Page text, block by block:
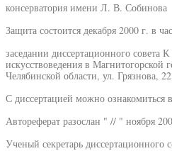
консерватория имени Л. В. Собинова
Защита состоится декабря 2000 г. в
заседании диссертационного
искусствоведения в Магнитогорской
Челябинской области, ул. Грязнова,
С диссертацией можно ознакомиться
Автореферат разослан " // " ноября
Ученый секретарь диссертационного